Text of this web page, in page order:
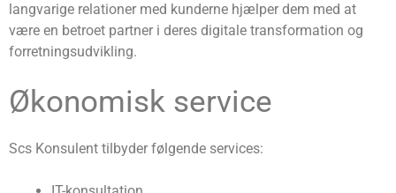
langvarige relationer med kunderne hjælper dem med at
være en betroet partner i deres digitale transformation og
forretningsudvikling.
Økonomisk service
Scs Konsulent tilbyder følgende services: